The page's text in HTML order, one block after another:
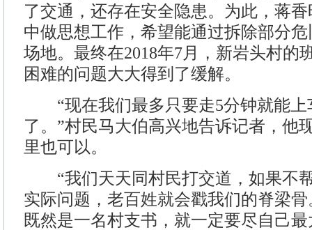
了交通，还存在安全隐患。为此，蒋
中做思想工作，希望能通过拆除部分
场地。最终在2018年7月，新岩头村的
困难的问题大大得到了缓解。
“现在我们最多只要走5分钟就能上
了。”村民马大伯高兴地告诉记者，他
里也可以。
“我们天天同村民打交道，如果不
实际问题，老百姓就会戳我们的脊梁
既然是一名村支书，就一定要尽自己